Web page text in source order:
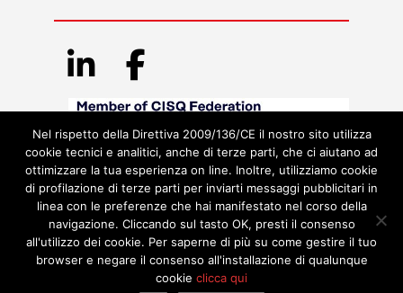
Nel rispetto della Direttiva 2009/136/CE il nostro sito utilizza
cookie tecnici e analitici, anche di terze parti, che ci aiutano ad
ottimizzare la tua esperienza on line. Inoltre, utilizziamo cookie
di profilazione di terze parti per inviarti messaggi pubblicitari in
linea con le preferenze che hai manifestato nel corso della
navigazione. Cliccando sul tasto OK, presti il consenso
all'utilizzo dei cookie. Per saperne di più su come gestire il tuo
browser e negare il consenso all'installazione di qualunque
cookie clicca qui